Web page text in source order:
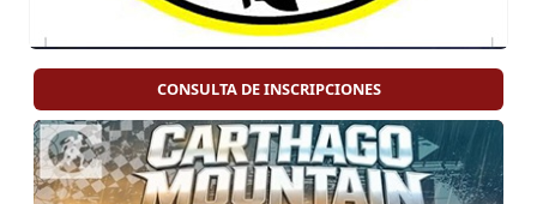
CONSULTA DE INSCRIPCIONES